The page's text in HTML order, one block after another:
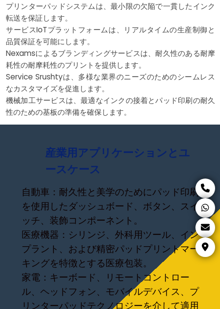
プリンターパッドシステムは、最小限の欠陥で一貫したインク
転送を保証します。
サービスIoTプラットフォームは、リアルタイムの生産制御と
品質保証を可能にします。
Nexamsによるブランディングサービスは、耐久性のある耐摩
耗性の耐摩耗性のプリントを提供します。
Service Srushtyは、多様な業界のニーズのためのシームレス
なカスタマイズを促進します。
機械加工サービスは、最適なインクの接着とパッド印刷の耐久
性のための基板の準備を確保します。
産業用アプリケーションとユ
ースケース
自動車：耐久性と美学のためにパッド印刷
を使用したダッシュボード、ボタン、スイ
ッチ、装飾コンポーネント。
医療機器：シリンジ、外科用ツール、イン
プラント、および精密パッドプリントマー
キングを特徴とする医療包装。
家電：キーボード、リモートコントロー
ル、ヘッドフォン、モバイルデバイス、プ
リンターパッドテクノロジーを介して適用